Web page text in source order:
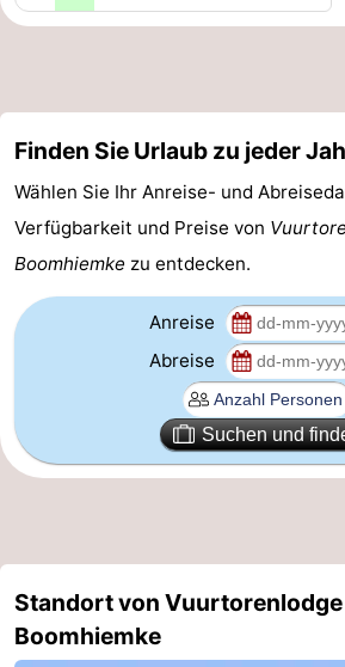
Medizin
Adressen
Region
Friesland
Schiermonnikoog
-
Texel
Wetter
Finden Sie Urlaub zu jeder
Wählen Sie Ihr Anreise- und
Verfügbarkeit und Preise von
Boomhiemke zu entdecken.
Anreise
Abreise
Suchen und
Standort von
Boomhiemke